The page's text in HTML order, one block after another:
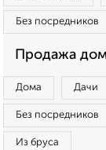
Без посредников
Продажа
Дома Дачи
Без посредников
Из бруса